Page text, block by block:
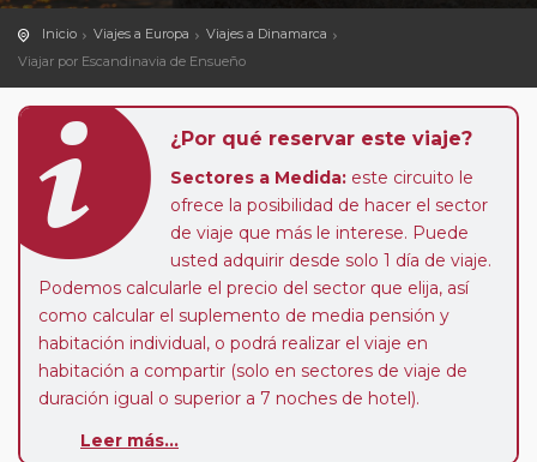
Inicio Viajes a Europa
Viajes a Dinamarca
Viajar por Escandinavia de Ensueño
¿Por qué reservar este viaje?
Sectores a Medida: este circuito le
ofrece la posibilidad de hacer el sector
de viaje que más le interese. Puede
usted adquirir desde solo 1 día de viaje.
Podemos calcularle el precio del sector que elija, así
como calcular el suplemento de media pensión y
habitación individual, o podrá realizar el viaje en
habitación a compartir (solo en sectores de viaje de
duración igual o superior a 7 noches de hotel).
de que usted pueda programar una o más paradas en
Leer más...